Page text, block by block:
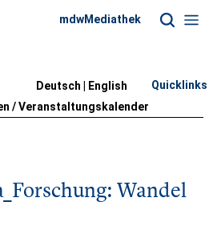
/Veranstaltungskalender
mdwMediathek
Deutsch | English Quicklinks
Wandel